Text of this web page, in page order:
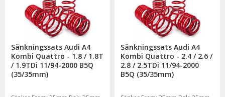
Sänkningssats Audi A4
Kombi Quattro - 1.8 / 1.8T
/ 1.9TDi 11/94-2000 B5Q
(35/35mm)
Sänkningssats Audi A4
Kombi Quattro - 2.4 / 2.6 /
2.8 / 2.5TDi 11/94-2000
B5Q (35/35mm)